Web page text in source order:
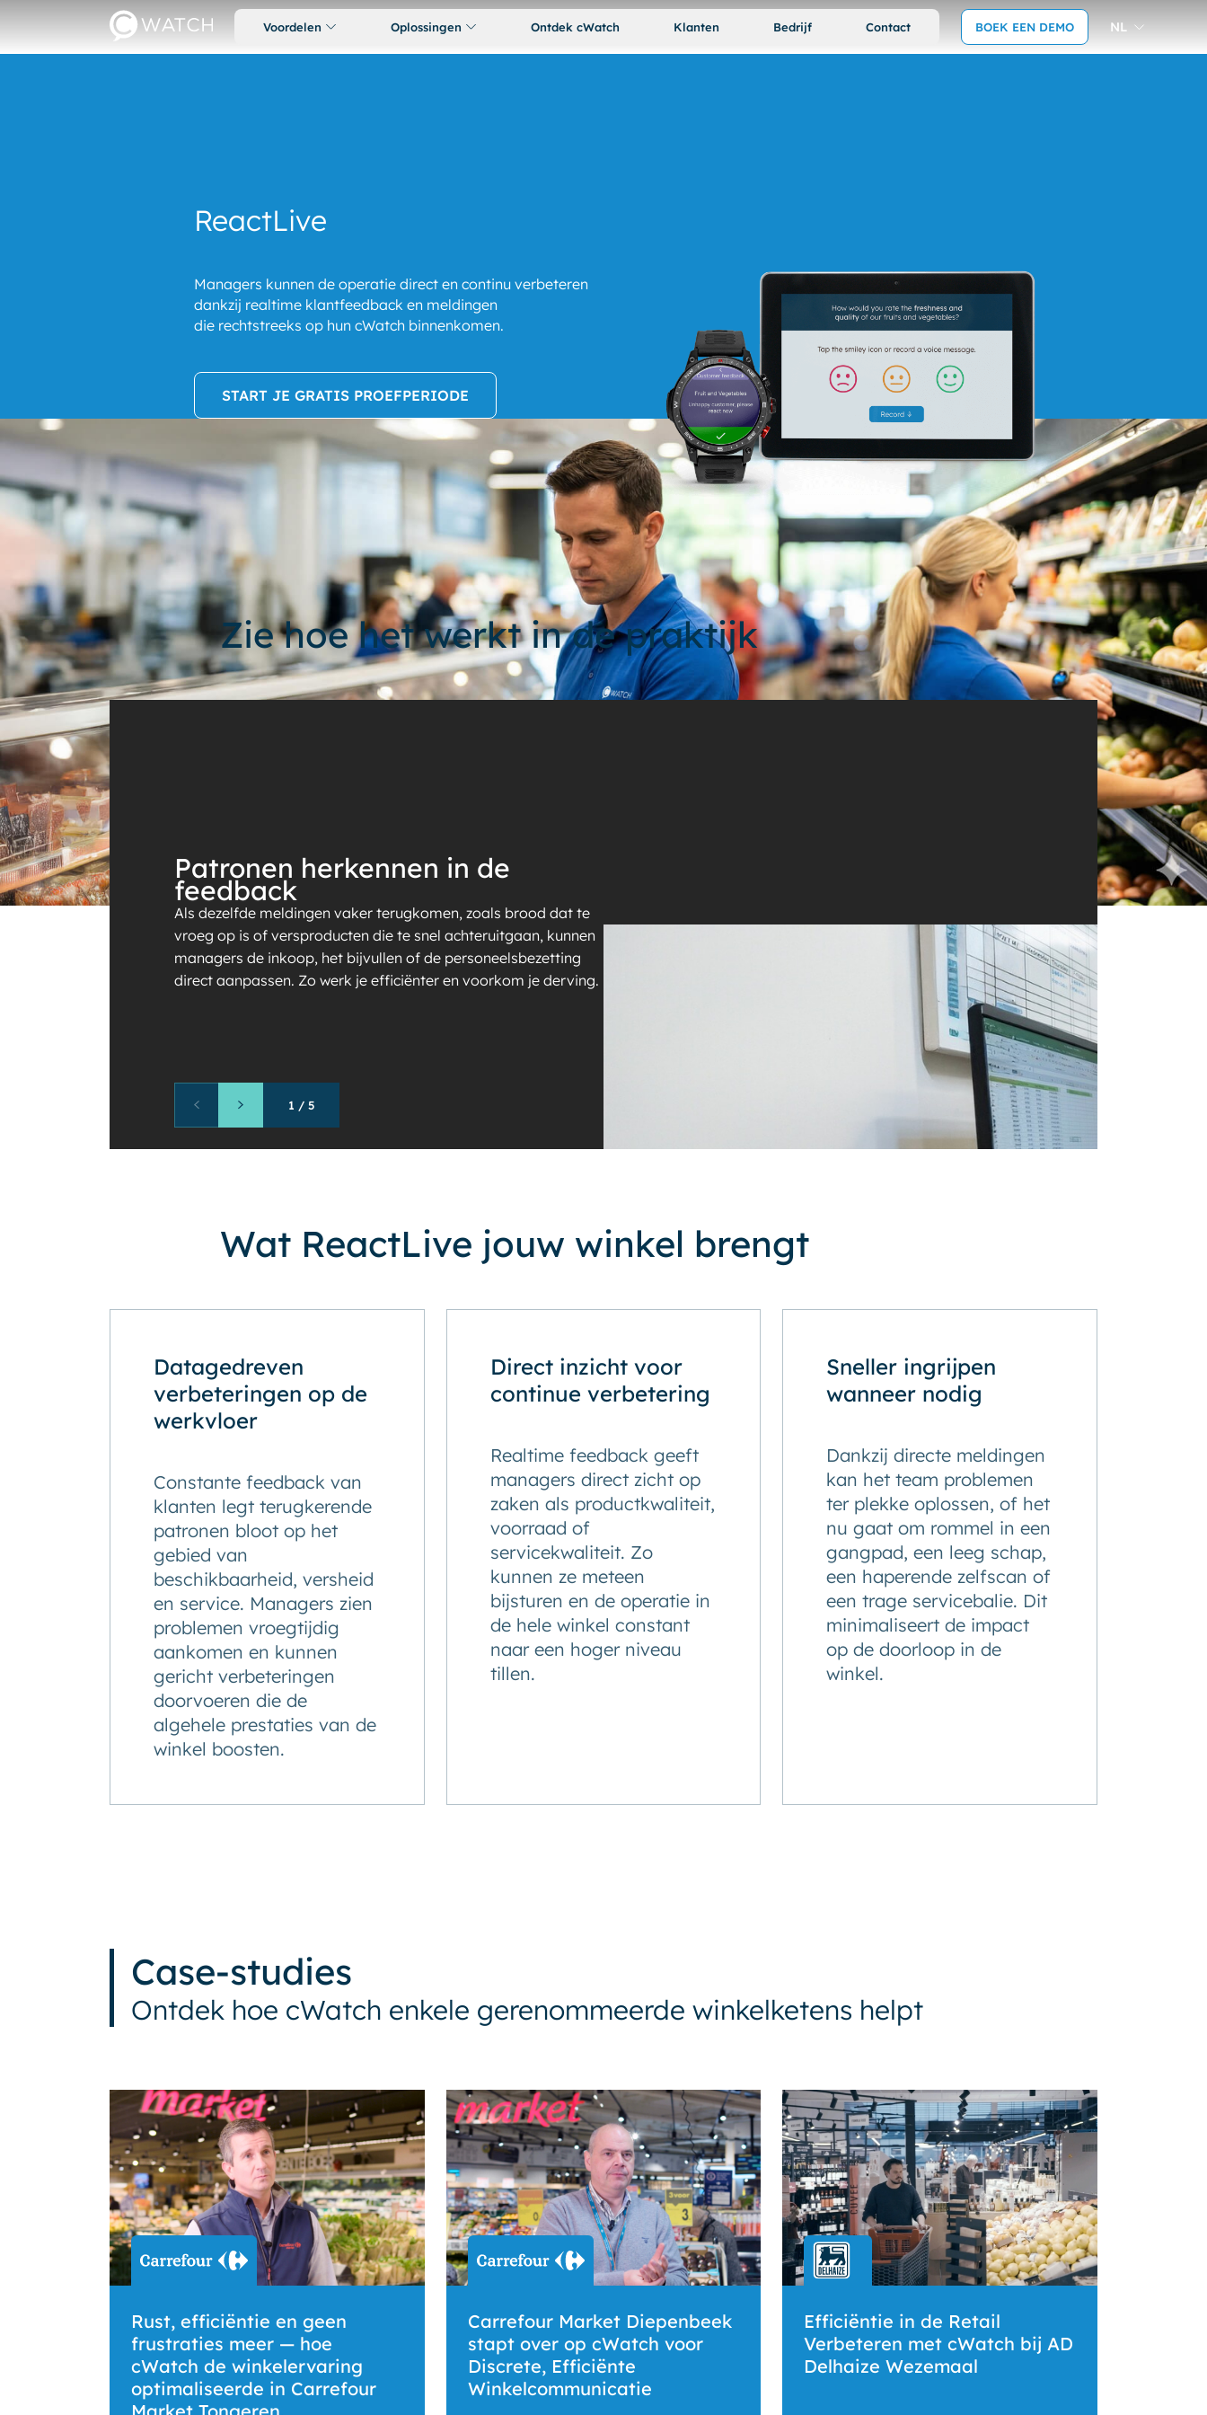
Voordelen Oplossingen Ontdek cWatch Klanten Bedrijf Contact BOEK EEN DEMO NL
ReactLive
Managers kunnen de operatie direct en continu verbeteren
dankzij realtime klantfeedback en meldingen
die rechtstreeks op hun cWatch binnenkomen.
START JE GRATIS PROEFPERIODE
Zie hoe het werkt in de praktijk
Patronen herkennen in de
feedback
Als dezelfde meldingen vaker terugkomen, zoals brood dat te
vroeg op is of versproducten die te snel achteruitgaan, kunnen
managers de inkoop, het bijvullen of de personeelsbezetting
direct aanpassen. Zo werk je efficiënter en voorkom je derving.
1 / 5
Wat ReactLive jouw winkel brengt
Datagedreven
verbeteringen op de
werkvloer
Constante feedback van
klanten legt terugkerende
patronen bloot op het
gebied van
beschikbaarheid, versheid
en service. Managers zien
problemen vroegtijdig
aankomen en kunnen
gericht verbeteringen
doorvoeren die de
algehele prestaties van de
winkel boosten.
Direct inzicht voor
continue verbetering
Realtime feedback geeft
managers direct zicht op
zaken als productkwaliteit,
voorraad of
servicekwaliteit. Zo
kunnen ze meteen
bijsturen en de operatie in
de hele winkel constant
naar een hoger niveau
tillen.
Sneller ingrijpen
wanneer nodig
Dankzij directe meldingen
kan het team problemen
ter plekke oplossen, of het
nu gaat om rommel in een
gangpad, een leeg schap,
een haperende zelfscan of
een trage servicebalie. Dit
minimaliseert de impact
op de doorloop in de
winkel.
Case-studies
Ontdek hoe cWatch enkele gerenommeerde winkelketens helpt
Rust, efficiëntie en geen
frustraties meer — hoe
cWatch de winkelervaring
optimaliseerde in Carrefour
Carrefour Market Diepenbeek
stapt over op cWatch voor
Discrete, Efficiënte
Winkelcommunicatie
Efficiëntie in de Retail
Verbeteren met cWatch bij AD
Delhaize Wezemaal